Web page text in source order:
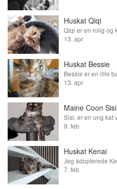
Huskat Qiqi
13. apr
Huskat Bessie
13. apr
Maine Coon Sisi
9. feb
Huskat Kenai
7. feb